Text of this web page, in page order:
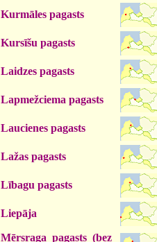
Kurmāles pagasts
Kursīšu pagasts
Laidzes pagasts
Lapmežciema pagasts
Laucienes pagasts
Lažas pagasts
Lībagu pagasts
Liepāja
Mērsraga pagasts (bez